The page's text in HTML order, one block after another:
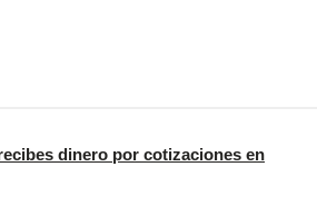
dinero por cotizaciones en